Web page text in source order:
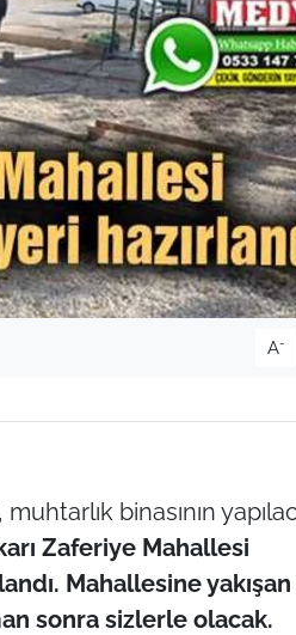
A-
muhtarlık binasının
Zaferiye Mahallesi
Mahallesine
sonra sizlerle olacak.